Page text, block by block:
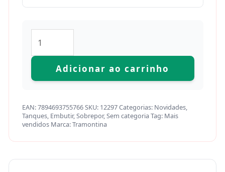
Adicionar ao carrinho
EAN:7894693755766SKU: 12297Categorias: Novidades,
Tanques, Embutir,Sobrepor,Sem categoria Tag: Mais
vendidos Marca:Tramontina